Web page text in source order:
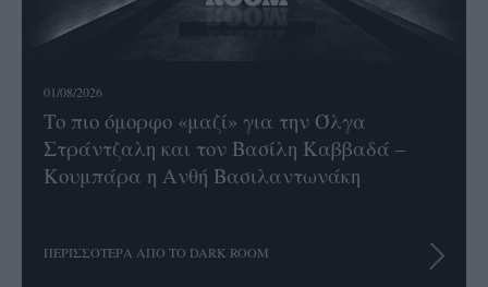
01/08/2026
Το πιο όμορφο «μαζί» για την Όλγα
Στράντζαλη και τον Βασίλη Καββαδά –
Κουμπάρα η Ανθή Βασιλαντωνάκη
ΠΕΡΙΣΣΟΤΕΡΑ ΑΠΟ ΤΟ DARK ROOM